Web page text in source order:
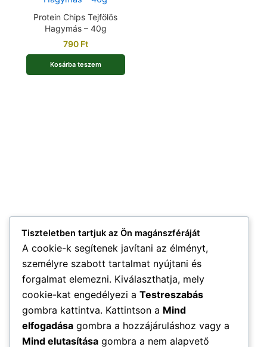
Protein Chips Tejfölös
Hagymás – 40g
790 Ft
Kosárba teszem
Tiszteletben tartjuk az Ön magánszféráját
A cookie-k segítenek javítani az élményt,
személyre szabott tartalmat nyújtani és
forgalmat elemezni. Kiválaszthatja, mely
cookie-kat engedélyezi a Testreszabás
gombra kattintva. Kattintson a Mind
elfogadása gombra a hozzájáruláshoz vagy a
Mind elutasítása gombra a nem alapvető